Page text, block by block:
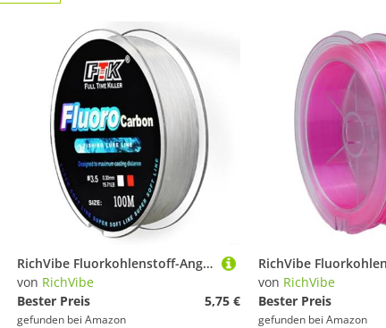
RichVibe Fluorkohlenstoff-Angelschnur mit Kohlefaser-Vorfach, weiche, transparente Schnur für verbesserte Festigkeit und reibungslose Handhabung, für alle Angeltechniken (1,0–0,165 mm – 2,4 kg, Weiß)
von RichVibe
Bester Preis
5,75 €
gefunden bei Amazon
von RichVibe
Bester Preis
gefunden bei Amazon